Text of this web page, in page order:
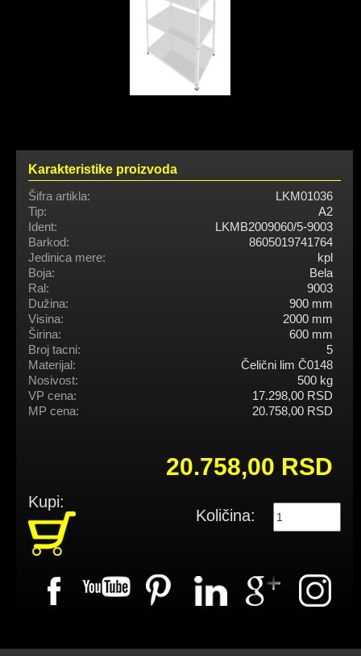
Karakteristike proizvoda
Šifra artikla:
LKM01036
Tip:
A2
Ident:
LKMB2009060/5-9003
Barkod:
8605019741764
Jedinica mere:
kpl
Boja:
Bela
Ral:
9003
Dužina:
900 mm
Visina:
2000 mm
Širina:
600 mm
Broj tacni:
5
Materijal:
Čelični lim Č0148
Nosivost:
500 kg
VP cena:
17.298,00 RSD
MP cena:
20.758,00 RSD
20.758,00 RSD
Kupi:
Količina: